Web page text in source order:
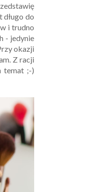
długo do
i trudno
- jedynie
okazji
Z racji
temat ;-)